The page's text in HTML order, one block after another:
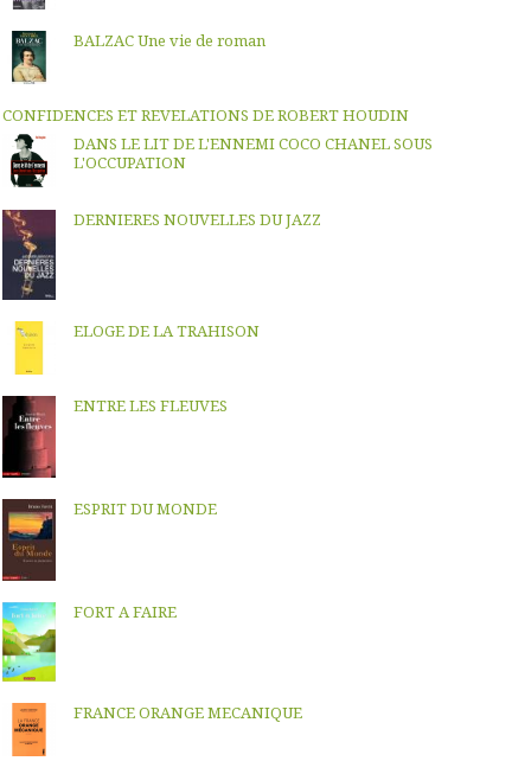
BALZAC Une vie de roman
CONFIDENCES ET REVELATIONS DE ROBERT HOUDIN
DANS LE LIT DE L'ENNEMI COCO CHANEL SOUS
L'OCCUPATION
DERNIERES NOUVELLES DU JAZZ
ELOGE DE LA TRAHISON
ENTRE LES FLEUVES
ESPRIT DU MONDE
FORT A FAIRE
FRANCE ORANGE MECANIQUE